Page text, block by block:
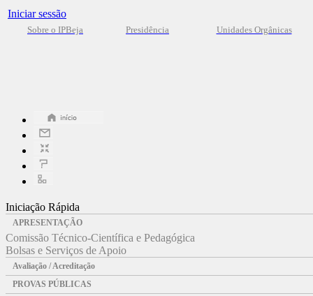
Iniciar sessão
Sobre o IPBeja Presidência Unidades Orgânicas
Iniciação Rápida
APRESENTAÇÃO
Comissão Técnico-Científica e Pedagógica
Bolsas e Serviços de Apoio
Avaliação / Acreditação
PROVAS PÚBLICAS